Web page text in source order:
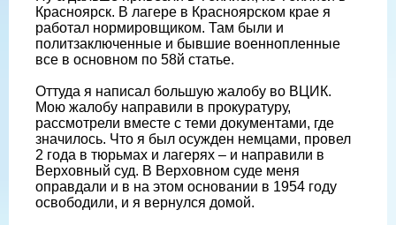
Красноярск. В лагере в Красноярском крае я
работал нормировщиком. Там были и
политзаключенные и бывшие военнопленные
все в основном по 58й статье.
Оттуда я написал большую жалобу во ВЦИК.
Мою жалобу направили в прокуратуру,
рассмотрели вместе с теми документами, где
значилось. Что я был осужден немцами, провел
2 года в тюрьмах и лагерях – и направили в
Верховный суд. В Верховном суде меня
оправдали и в на этом основании в 1954 году
освободили, и я вернулся домой.